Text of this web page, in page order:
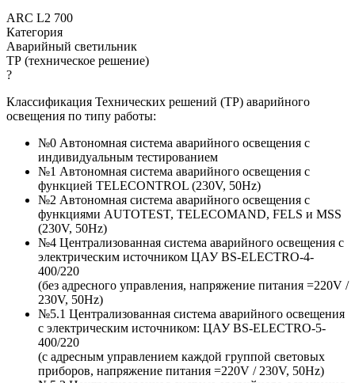
ARC L2 700
Категория
Аварийный светильник
ТР (техническое решение)
?
Классификация Технических решений (ТР) аварийного
освещения по типу работы:
№0 Автономная система аварийного освещения с
индивидуальным тестированием
№1 Автономная система аварийного освещения с
функцией TELECONTROL (230V, 50Hz)
№2 Автономная система аварийного освещения с
функциями AUTOTEST, TELECOMAND, FELS и MSS
(230V, 50Hz)
№4 Централизованная система аварийного освещения с
электрическим источником ЦАУ BS-ELECTRO-4-
400/220
(без адресного управления, напряжение питания =220V /
230V, 50Hz)
№5.1 Централизованная система аварийного освещения
с электрическим источником: ЦАУ BS-ELEСTRO-5-
400/220
(c адресным управлением каждой группой световых
приборов, напряжение питания =220V / 230V, 50Hz)